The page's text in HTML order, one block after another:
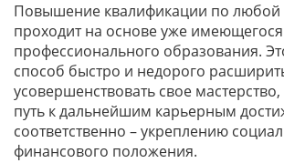
Повышение квалификации по любой
проходит на основе уже
профессионального образования.
способ быстро и недорого
усовершенствовать свое
путь к дальнейшим карьерным
соответственно – укреплению
финансового положения.